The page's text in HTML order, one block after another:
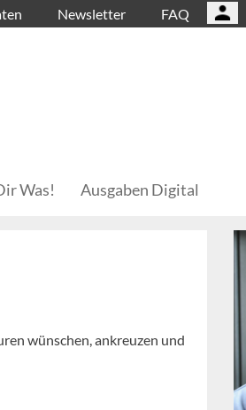
Newsletter FAQ
Was! Ausgaben Digital
wünschen, ankreuzen und